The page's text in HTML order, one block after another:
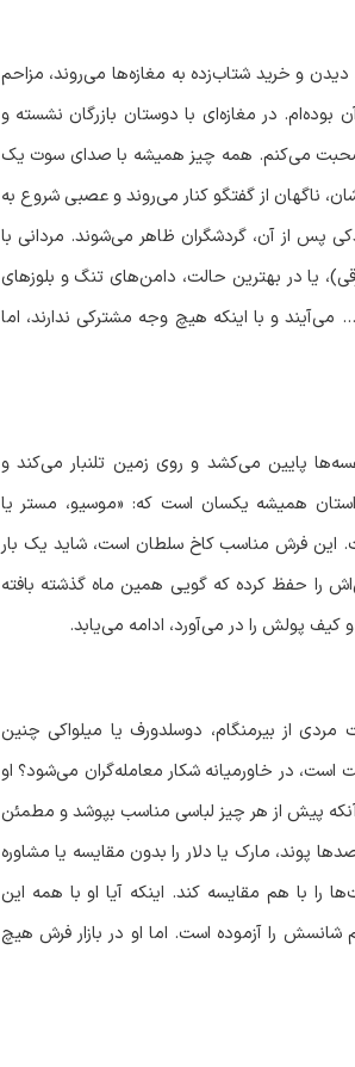
دیدن و خرید شتاب‌زده به مغازه‌ها می‌روند، مزاحم
در مغازه‌ای با دوستان بازرگان نشسته و
صحبت می‌کنم. همه چیز همیشه با صدای سوت یک
ناگهان از گفتگو کنار می‌روند و عصبی شروع به
پس از آن، گردشگران ظاهر می‌شوند. مردانی با
یا در بهترین حالت، دامن‌های تنگ و بلوزهای
و با اینکه هیچ وجه مشترکی ندارند، اما
پایین می‌کشد و روی زمین تلنبار می‌کند و
همیشه یکسان است که: «موسیو، مستر یا
این فرش مناسب کاخ سلطان است، شاید یک بار
را حفظ کرده که گویی همین ماه گذشته بافته
پولش را در می‌آورد، ادامه می‌یابد.
از بیرمنگام، دوسلدورف یا میلواکی چنین
در خاورمیانه شکار معامله‌گران می‌شود؟ او
پیش از هر چیز لباسی مناسب بپوشد و مطمئن
پوند، مارک یا دلار را بدون مقایسه یا مشاوره
با هم مقایسه کند. اینکه آیا او با همه این
را آزموده است. اما او در بازار فرش هیچ